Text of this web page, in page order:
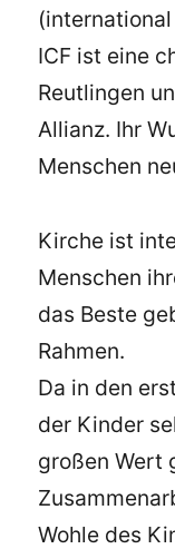
ICF ist eine
Reutlingen
Allianz. Ihr
Menschen
Kirche ist
Menschen
das Beste
Rahmen.
Da in den
der Kinder
großen Wert
Wohle des